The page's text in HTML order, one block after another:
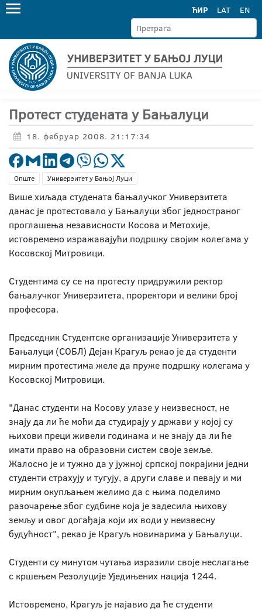
ЋИР LAT EN
Протест студената у Бањалуци
18. фебруар 2008. 21:17:34
Опште Универзитет у Бањој Луци
Више хиљада студената бањалучког Универзитета
данас је протестовало у Бањалуци због једностраног
проглашења независности Косова и Метохије,
истовремено изражавајући подршку својим колегама у
Косовској Митровици.
Студентима су се на протесту придружили ректор
бањалучког Универзитета, проректори и велики број
професора.
Председник Студентске организације Универзитета у
Бањалуци (СОБЛ) Дејан Крагуљ рекао је да студенти
мирним протестима желе да пруже подршку колегама у
Косовској Митровици.
"Данас студенти на Косову улазе у неизвесност, не
знају да ли ће моћи да студирају у држави у којој су
њихови преци живели годинама и не знају да ли ће
имати право на образовни систем своје земље.
Жалосно је и тужно да у јужној српској покрајини једни
студенти страхују и тугују, а други славе и певају и ми
мирним окупљањем желимо да с њима поделимо
разочарење због судбине која је задесила њихову
земљу и овог догађаја који их води у неизвесну
будућност", рекао је Крагуљ новинарима у Бањалуци.
Студенти су минутом чутања изразили своје неслагање
с кршењем Резолуције Уједињених нација 1244.
Истовремено, Крагуљ је најавио да ће студенти